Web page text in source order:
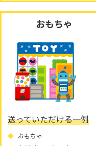
おもちゃ
送っていただける一例
おもちゃ